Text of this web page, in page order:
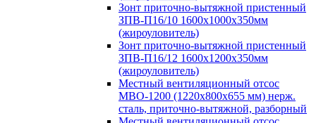
Зонт приточно-вытяжной пристенный
ЗПВ-П16/10 1600х1000х350мм
(жироуловитель)
Зонт приточно-вытяжной пристенный
ЗПВ-П16/12 1600х1200х350мм
(жироуловитель)
Местный вентиляционный отсос
МВО-1200 (1220х800х655 мм) нерж.
сталь, приточно-вытяжной, разборный